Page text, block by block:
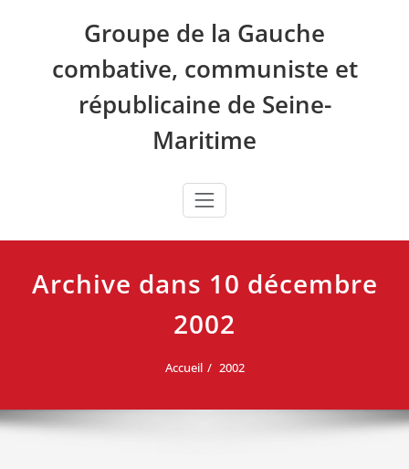
Groupe de la Gauche
combative, communiste et
républicaine de Seine-
Maritime
Archive dans 10 décembre
2002
Accueil 2002